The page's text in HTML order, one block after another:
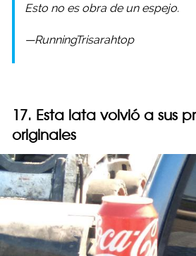
Esto no es obra de un espejo.
—RunningTrisarahtop
17. Esta lata volvió a sus
originales